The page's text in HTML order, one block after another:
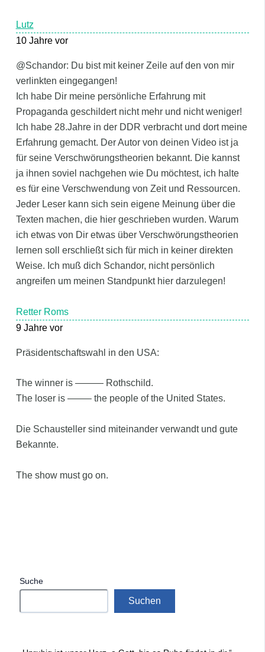
Lutz
10 Jahre vor
@Schandor: Du bist mit keiner Zeile auf den von mir
verlinkten eingegangen!
Ich habe Dir meine persönliche Erfahrung mit
Propaganda geschildert nicht mehr und nicht weniger!
Ich habe 28.Jahre in der DDR verbracht und dort meine
Erfahrung gemacht. Der Autor von deinen Video ist ja
für seine Verschwörungstheorien bekannt. Die kannst
ja ihnen soviel nachgehen wie Du möchtest, ich halte
es für eine Verschwendung von Zeit und Ressourcen.
Jeder Leser kann sich sein eigene Meinung über die
Texten machen, die hier geschrieben wurden. Warum
ich etwas von Dir etwas über Verschwörungstheorien
lernen soll erschließt sich für mich in keiner direkten
Weise. Ich muß dich Schandor, nicht persönlich
angreifen um meinen Standpunkt hier darzulegen!
Retter Roms
9 Jahre vor
Präsidentschaftswahl in den USA:
The winner is ——— Rothschild.
The loser is ——– the people of the United States.
Die Schausteller sind miteinander verwandt und gute
Bekannte.
The show must go on.
Suche
Suchen